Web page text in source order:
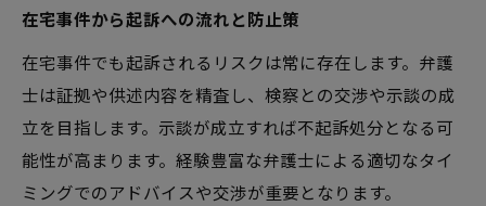
在宅事件から起訴への流れと防止策
在宅事件でも起訴されるリスクは常に存在します。弁護
士は証拠や供述内容を精査し、検察との交渉や示談の成
立を目指します。示談が成立すれば不起訴処分となる可
能性が高まります。経験豊富な弁護士による適切なタイ
ミングでのアドバイスや交渉が重要となります。